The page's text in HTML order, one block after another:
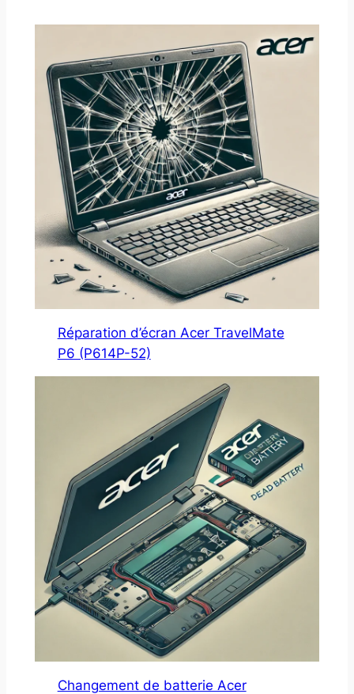
Réparation d’écran Acer TravelMate
P6 (P614P-52)
Changement de batterie Acer